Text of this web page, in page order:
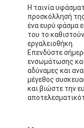
Σπίτι
Προϊόντα
Η ταινία
προσκόλλησή
ένα ευρύ φάσμα
του το
εργαλειοθήκη.
Επενδύστε
ενσωμάτωσης
αδύναμες και
μέγεθος
και βιώστε την